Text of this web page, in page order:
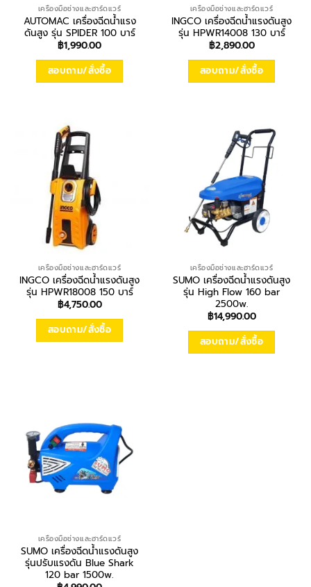
เครื่องมือช่างและฮาร์ดแวร์
AUTOMAC เครื่องฉีดน้ำแรง
ดันสูง รุ่น SPIDER 100 บาร์
฿1,990.00
สอบถาม/สั่งซื้อ
เครื่องมือช่างและฮาร์ดแวร์
INGCO เครื่องฉีดน้ำแรงดันสูง
รุ่น HPWR14008 130 บาร์
฿2,890.00
สอบถาม/สั่งซื้อ
เครื่องมือช่างและฮาร์ดแวร์
INGCO เครื่องฉีดน้ำแรงดันสูง
รุ่น HPWR18008 150 บาร์
฿4,750.00
สอบถาม/สั่งซื้อ
เครื่องมือช่างและฮาร์ดแวร์
SUMO เครื่องฉีดน้ำแรงดันสูง
รุ่น High Flow 160 bar
2500w.
฿14,990.00
สอบถาม/สั่งซื้อ
เครื่องมือช่างและฮาร์ดแวร์
SUMO เครื่องฉีดน้ำแรงดันสูง
รุ่นปรับแรงดัน Blue Shark
120 bar 1500w.